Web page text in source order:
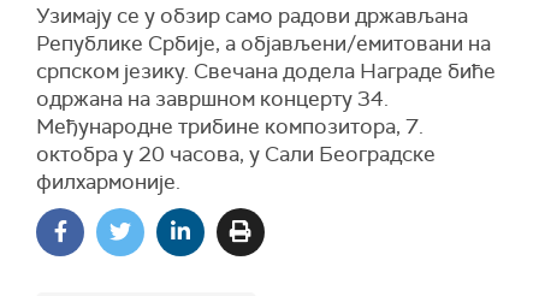
Узимају се у обзир само радови држављана
Републике Србије, а објављени/емитовани на
српском језику. Свечана додела Награде биће
одржана на завршном концерту 34.
Међународне трибине композитора, 7.
октобра у 20 часова, у Сали Београдске
филхармоније.